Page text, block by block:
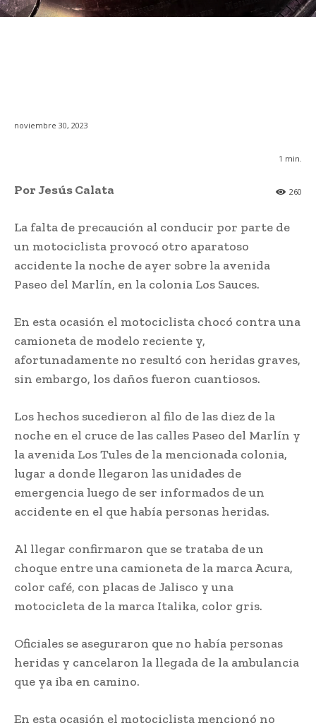
noviembre 30, 2023
1 min.
260
Por Jesús Calata
La falta de precaución al conducir por parte de
un motociclista provocó otro aparatoso
accidente la noche de ayer sobre la avenida
Paseo del Marlín, en la colonia Los Sauces.
En esta ocasión el motociclista chocó contra una
camioneta de modelo reciente y,
afortunadamente no resultó con heridas graves,
sin embargo, los daños fueron cuantiosos.
Los hechos sucedieron al filo de las diez de la
noche en el cruce de las calles Paseo del Marlín y
la avenida Los Tules de la mencionada colonia,
lugar a donde llegaron las unidades de
emergencia luego de ser informados de un
accidente en el que había personas heridas.
Al llegar confirmaron que se trataba de un
choque entre una camioneta de la marca Acura,
color café, con placas de Jalisco y una
motocicleta de la marca Italika, color gris.
Oficiales se aseguraron que no había personas
heridas y cancelaron la llegada de la ambulancia
que ya iba en camino.
En esta ocasión el motociclista mencionó no